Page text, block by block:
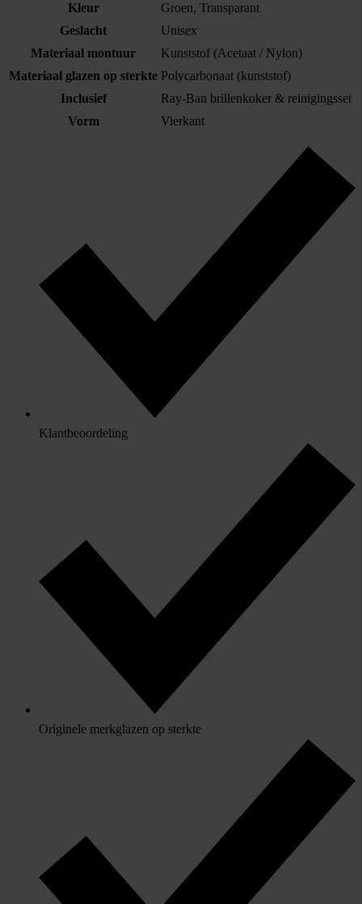
Kleur
Groen, Transparant
Geslacht
Unisex
Materiaal montuur
Kunststof (Acetaat / Nylon)
Materiaal glazen op sterkte Polycarbonaat (kunststof)
Inclusief
Ray-Ban brillenkoker & reinigingsset
Vorm
Vierkant
Klantbeoordeling
Originele merkglazen op sterkte